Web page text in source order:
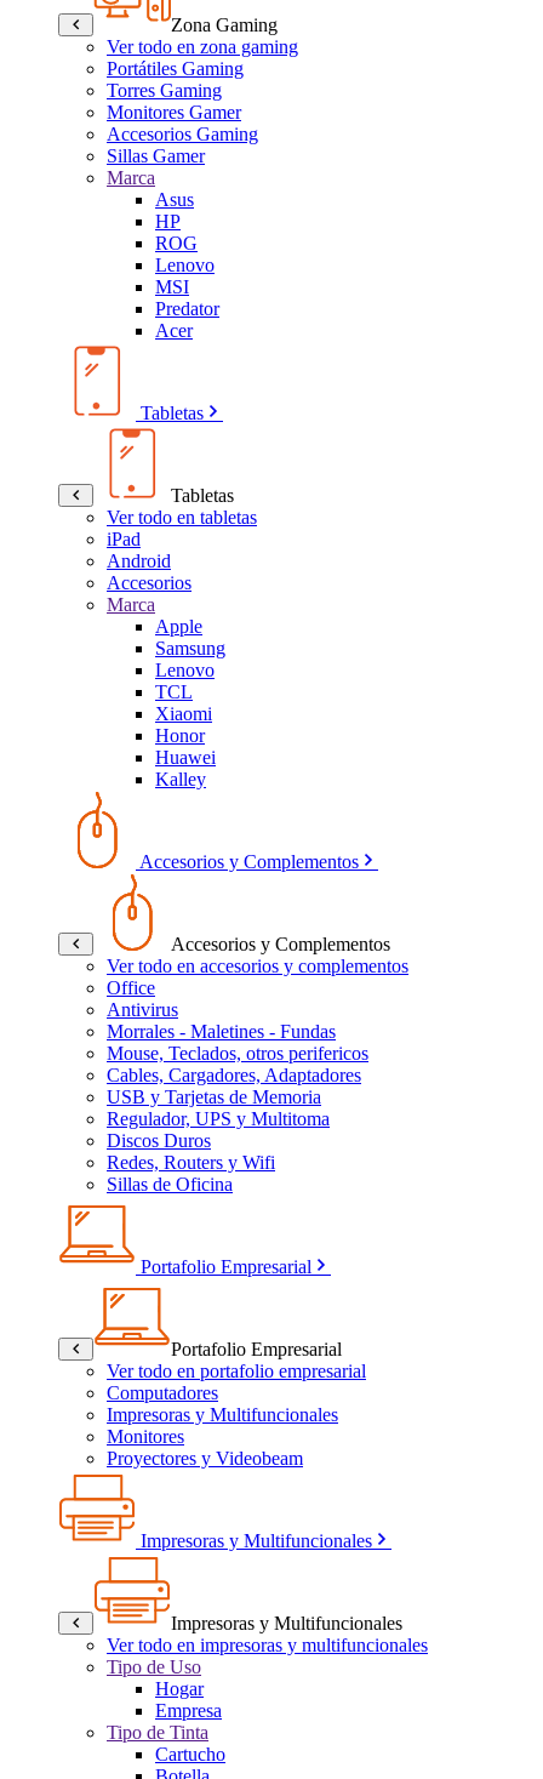
Zona Gaming
Ver todo en zona gaming
Portátiles Gaming
Torres Gaming
Monitores Gamer
Accesorios Gaming
Sillas Gamer
Marca
Asus
HP
ROG
Lenovo
MSI
Predator
Acer
Tabletas
Tabletas
Ver todo en tabletas
iPad
Android
Accesorios
Marca
Apple
Samsung
Lenovo
TCL
Xiaomi
Honor
Huawei
Kalley
Accesorios y Complementos
Accesorios y Complementos
Ver todo en accesorios y complementos
Office
Antivirus
Morrales - Maletines - Fundas
Mouse, Teclados, otros perifericos
Cables, Cargadores, Adaptadores
USB y Tarjetas de Memoria
Regulador, UPS y Multitoma
Discos Duros
Redes, Routers y Wifi
Sillas de Oficina
Portafolio Empresarial
Portafolio Empresarial
Ver todo en portafolio empresarial
Computadores
Impresoras y Multifuncionales
Monitores
Proyectores y Videobeam
Impresoras y Multifuncionales
Impresoras y Multifuncionales
Ver todo en impresoras y multifuncionales
Tipo de Uso
Hogar
Empresa
Tipo de Tinta
Cartucho